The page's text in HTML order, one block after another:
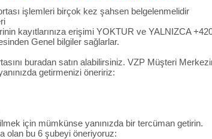
işlemleri birçok kez şahsen belgelenmelidir
kayıtlarınıza erişimi YOKTUR ve YALNIZCA
Genel bilgiler sağlarlar.
buradan satın alabilirsiniz. VZP Müşteri
getirmenizi öneririz:
için mümkünse yanınızda bir tercüman getirin.
olan bu 6 şubeyi öneriyoruz: